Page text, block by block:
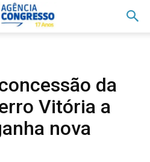
da
Vitória a
nova